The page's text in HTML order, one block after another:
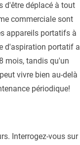
d'être déplacé à tout
commerciale sont
appareils portatifs à
d'aspiration portatif a
mois, tandis qu'un
vivre bien au-delà
périodique!
Interrogez-vous sur